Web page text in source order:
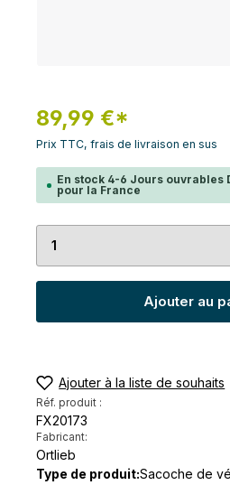
89,99 €*
Prix TTC, frais de livraison en sus
En stock 4-6 Jours ouvrables
pour la France
Quantité de produit :
Ajouter au
Ajouter à la liste de souhaits
Réf. produit :
FX20173
Fabricant:
Ortlieb
Type de produit:Sacoche de